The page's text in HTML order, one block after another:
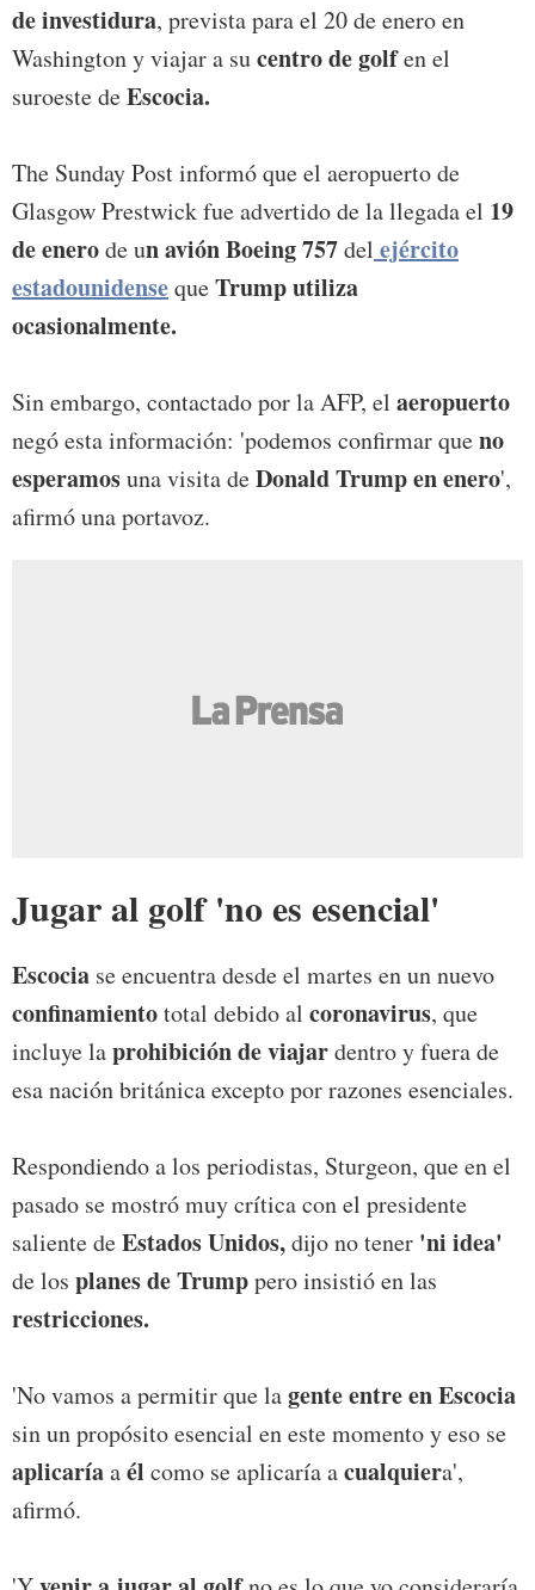
de investidura, prevista para el 20 de enero en
Washington y viajar a sucentro de golfen el
suroeste deEscocia.
The Sunday Post informó que el aeropuerto de
Glasgow Prestwick fue advertido de la llegada el 19
de enerode un avión Boeing 757del ejército
estadounidensequeTrump utiliza
ocasionalmente.
Sin embargo, contactado por la AFP, el aeropuerto
negó esta información: 'podemos confirmar queno
esperamosuna visita deDonald Trump en enero',
afirmó una portavoz.
Jugar al golf 'no es esencial'
Escocia se encuentra desde el martes en un nuevo
confinamientototal debido al coronavirus, que
incluye laprohibición de viajardentro y fuera de
esa nación británica excepto por razones esenciales.
Respondiendo a los periodistas, Sturgeon, que en el
pasado se mostró muy crítica con el presidente
saliente deEstados Unidos,dijo no tener 'ni idea'
de los planes de Trumppero insistió en las
restricciones.
'No vamos a permitir que lagente entre en Escocia
sin un propósito esencial en este momento y eso se
aplicaríaaél como se aplicaría acualquiera',
afirmó.